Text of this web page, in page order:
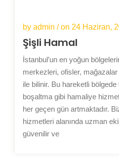
by admin / on 24 Haziran,
Şişli Hamal
İstanbul’un en yoğun
merkezleri, ofisler,
ile bilinir. Bu hareketli
boşaltma gibi hamaliye
her geçen gün artmaktadır.
hizmetleri alanında uzman
güvenilir ve